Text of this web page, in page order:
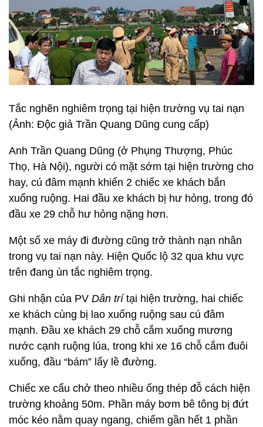
Tắc nghẽn nghiêm trọng tại hiện trường vụ tai nạn
(Ảnh: Độc giả Trần Quang Dũng cung cấp)
Anh Trần Quang Dũng (ở Phụng Thượng, Phúc
Thọ, Hà Nội), người có mặt sớm tại hiện trường cho
hay, cú đâm mạnh khiến 2 chiếc xe khách bắn
xuống ruộng. Hai đầu xe khách bị hư hỏng, trong đó
đầu xe 29 chỗ hư hỏng nặng hơn.
Một số xe máy đi đường cũng trở thành nạn nhân
trong vụ tai nạn này. Hiện Quốc lộ 32 qua khu vực
trên đang ùn tắc nghiêm trọng.
Ghi nhận của PV Dân trí tại hiện trường, hai chiếc
xe khách cùng bị lao xuống ruộng sau cú đâm
mạnh. Đầu xe khách 29 chỗ cắm xuống mương
nước cạnh ruộng lúa, trong khi xe 16 chỗ cắm đuôi
xuống, đầu “bám” lấy lề đường.
Chiếc xe cẩu chở theo nhiều ống thép đỗ cách hiện
trường khoảng 50m. Phần máy bơm bê tông bị đứt
móc kéo nằm quay ngang, chiếm gần hết 1 phần